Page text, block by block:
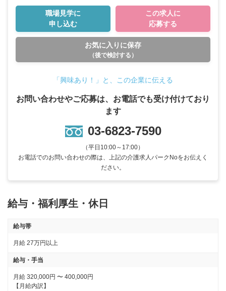
職場見学に
申し込む
この求人に
応募する
お気に入りに保存
（後で検討する）
「興味あり！」と、この企業に伝える
お問い合わせやご応募は、お電話でも受け付けており
ます
03-6823-7590
（平日10:00～17:00）
お電話でのお問い合わせの際は、上記の介護求人パークNoをお伝えく
ださい。
給与・福利厚生・休日
給与帯
月給 27万円以上
給与・手当
月給 320,000円 〜 400,000円
【月給内訳】